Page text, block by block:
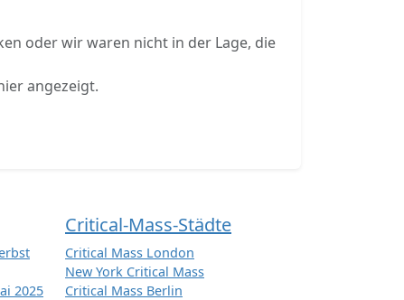
oder wir waren nicht in der Lage, die
angezeigt.
2025
Critical-Mass-Städte
Critical Mass London
New York Critical Mass
Critical Mass Berlin